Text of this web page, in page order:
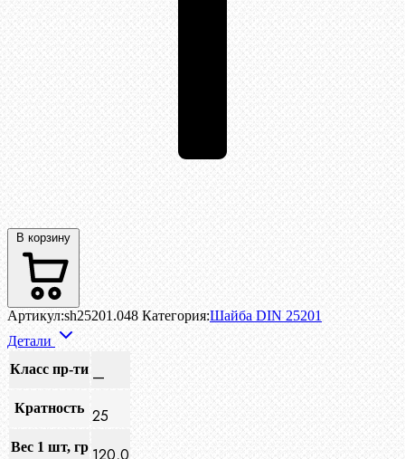
В корзину
Артикул:sh25201.048 Категория:Шайба DIN 25201
Детали
Класс пр-ти —
Кратность 25
Вес 1 шт, гр